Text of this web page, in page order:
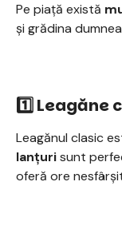
Pe piață există
și grădina
1️⃣ Leagăne
Leagănul clasic
lanțurisunt
oferă ore